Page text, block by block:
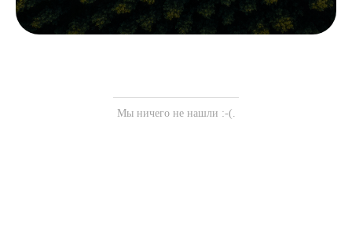
Мы ничего не нашли :-(.